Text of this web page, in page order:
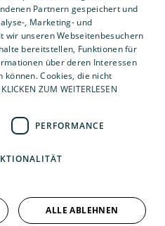
Partnern gespeichert und
, Marketing- und
wir unseren Webseitenbesuchern
bereitstellen, Funktionen für
über deren Interessen
Cookies, die nicht
ZUM WEITERLESEN
PERFORMANCE
ALLE ABLEHNEN